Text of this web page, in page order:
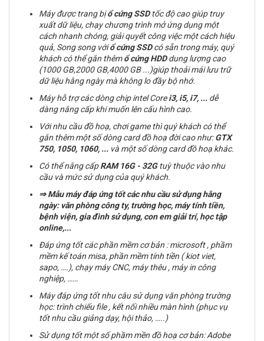
Máy được trang bịổ cứng SSDtốc độ cao giúp truy
xuất dữ liệu, chạy chương trình mở ứng dụng một
cách nhanh chóng, giải quyết công việc một cách hiệu
quả, Song song vớiổ cứng SSDcó sẵn trong máy, quý
khách có thể gắn thêmổ cứng HDDdung lượng cao
(1000 GB,2000 GB,4000 GB ...)giúp thoải mái lưu trữ
dữ liệu hằng ngày mà không lo đầy bộ nhớ.
Máy hỗ trợ các dòng chip intel Corei3, i5, i7, ... dễ
dàng nâng cấp khi muốn lên cấu hình cao.
Với nhu cầu đồ hoạ, chơi game thì quý khách có thể
gắn thêm một số dòng card đồ hoạ đời cao như:GTX
750, 1050, 1060, ... và một số dòng card đồ hoạ khác.
Có thể nâng cấpRAM 16G - 32Gtuỳ thuộc vào nhu
cầu và mức sử dụng của quý khách.
⇒Mẫu máy đáp ứng tốt các nhu cầu sử dụng hằng
ngày: văn phòng công ty, trường học, máy tính tiền,
bệnh viện, gia đình sử dụng, con em giải trí, học tập
online,...
Đáp ứng tốt các phần mềm cơ bản : microsoft , phầm
mềm kế toán misa, phần mềm tính tiền ( kiot viet,
sapo, ….), chạy máy CNC, máy thêu , máy in công
nghiệp, ……
Máy đáp ứng tốt nhu câu sử dụng văn phòng trường
học: trình chiếu file , kết nối nhiều màn hình (phục vụ
tốt nhu cầu giảng dạy, hội thảo, …..)
Sử dụng tốt một số phầm mền đồ hoạ cơ bản:Adobe